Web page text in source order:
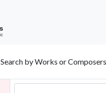
Search by Works or Composers